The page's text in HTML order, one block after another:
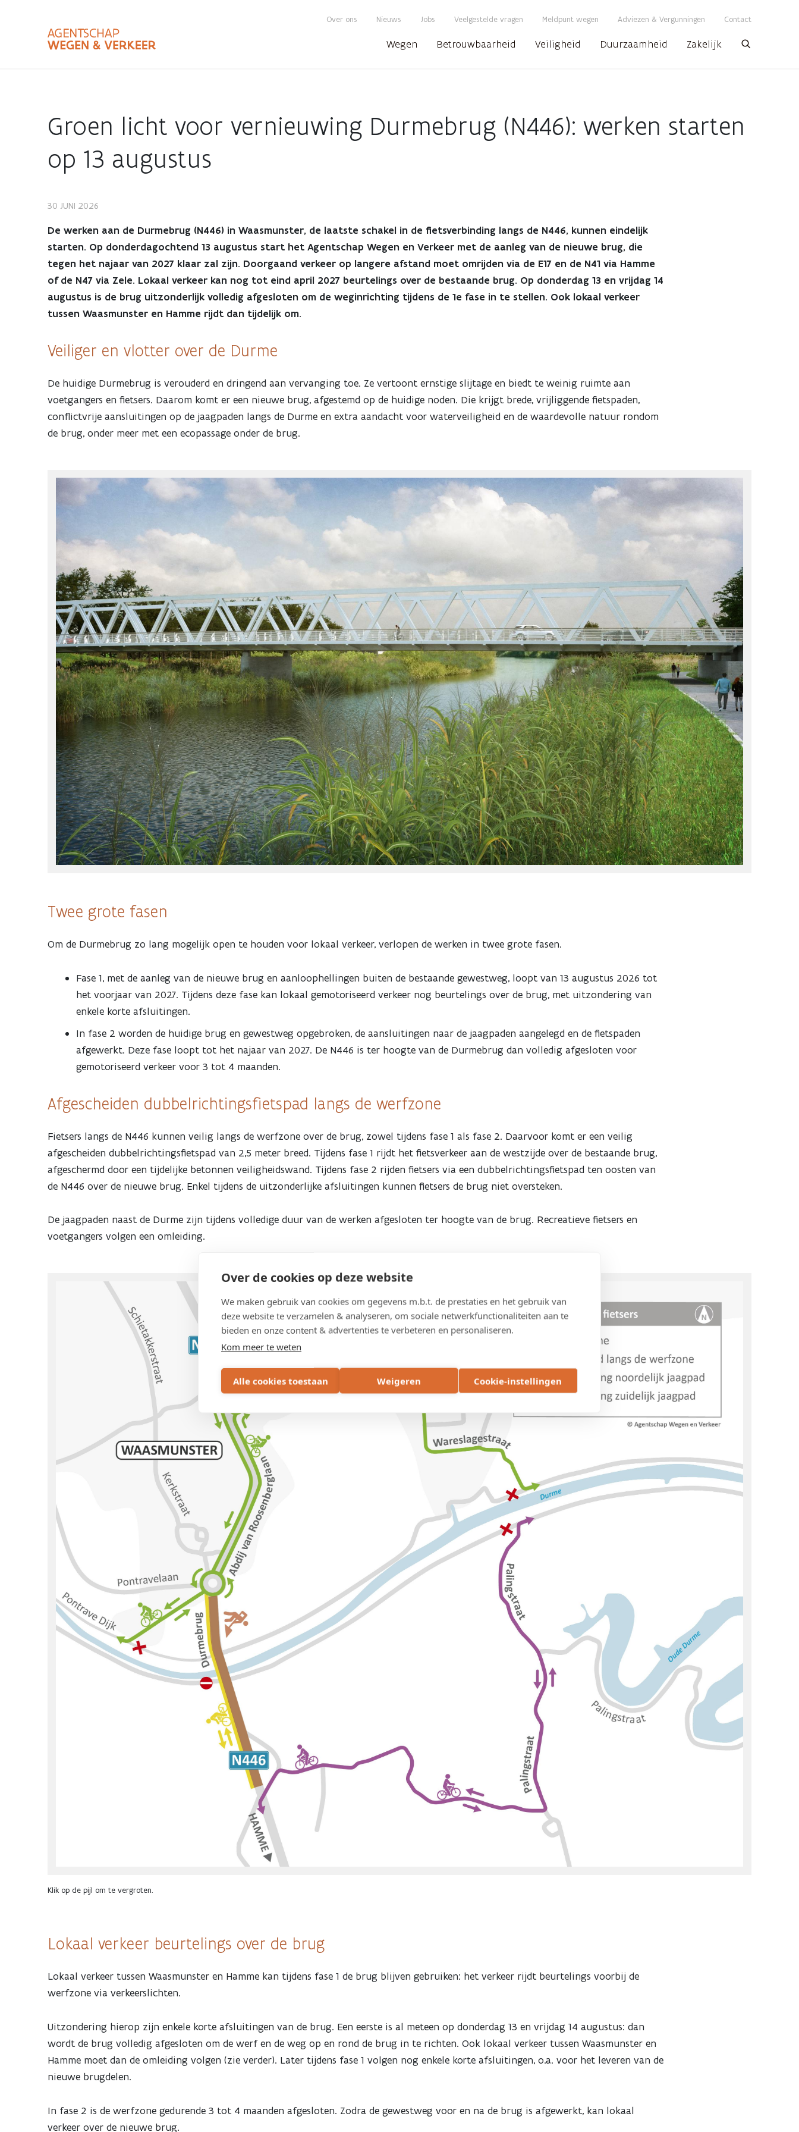
Over de cookies op deze website
We maken gebruik van cookies om gegevens m.b.t. de prestaties en het gebruik van
deze website te verzamelen & analyseren, om sociale netwerkfunctionaliteiten aan te
bieden en onze content & advertenties te verbeteren en personaliseren.
Kom meer te weten
Alle cookies toestaan Weigeren Cookie-instellingen
Over ons Nieuws Jobs Veelgestelde vragen Meldpunt wegen Adviezen & Vergunningen Contact
Wegen Betrouwbaarheid Veiligheid Duurzaamheid Zakelijk
Zoekbalk
Groen licht voor vernieuwing Durmebrug (N446): werken starten
op 13 augustus
Groen
licht
voor
vernieuwing
Durmebrug
(N446):
werken
starten
op
13
augustus
30 JUNI 2026
De werken aan de Durmebrug (N446) in Waasmunster, de laatste schakel in de fietsverbinding langs de N446, kunnen eindelijk
starten. Op donderdagochtend 13 augustus start het Agentschap Wegen en Verkeer met de aanleg van de nieuwe brug, die
tegen het najaar van 2027 klaar zal zijn. Doorgaand verkeer op langere afstand moet omrijden via de E17 en de N41 via Hamme
of de N47 via Zele. Lokaal verkeer kan nog tot eind april 2027 beurtelings over de bestaande brug. Op donderdag 13 en vrijdag 14
augustus is de brug uitzonderlijk volledig afgesloten om de weginrichting tijdens de 1e fase in te stellen. Ook lokaal verkeer
tussen Waasmunster en Hamme rijdt dan tijdelijk om.
Veiliger en vlotter over de Durme
De huidige Durmebrug is verouderd en dringend aan vervanging toe. Ze vertoont ernstige slijtage en biedt te weinig ruimte aan
voetgangers en fietsers. Daarom komt er een nieuwe brug, afgestemd op de huidige noden. Die krijgt brede, vrijliggende fietspaden,
conflictvrije aansluitingen op de jaagpaden langs de Durme en extra aandacht voor waterveiligheid en de waardevolle natuur rondom
de brug, onder meer met een ecopassage onder de brug.
Twee grote fasen
Om de Durmebrug zo lang mogelijk open te houden voor lokaal verkeer, verlopen de werken in twee grote fasen.
Fase 1, met de aanleg van de nieuwe brug en aanloophellingen buiten de bestaande gewestweg, loopt van 13 augustus 2026 tot
het voorjaar van 2027. Tijdens deze fase kan lokaal gemotoriseerd verkeer nog beurtelings over de brug, met uitzondering van
enkele korte afsluitingen.
In fase 2 worden de huidige brug en gewestweg opgebroken, de aansluitingen naar de jaagpaden aangelegd en de fietspaden
afgewerkt. Deze fase loopt tot het najaar van 2027. De N446 is ter hoogte van de Durmebrug dan volledig afgesloten voor
gemotoriseerd verkeer voor 3 tot 4 maanden.
Afgescheiden dubbelrichtingsfietspad langs de werfzone
Fietsers langs de N446 kunnen veilig langs de werfzone over de brug, zowel tijdens fase 1 als fase 2. Daarvoor komt er een veilig
afgescheiden dubbelrichtingsfietspad van 2,5 meter breed. Tijdens fase 1 rijdt het fietsverkeer aan de westzijde over de bestaande brug,
afgeschermd door een tijdelijke betonnen veiligheidswand. Tijdens fase 2 rijden fietsers via een dubbelrichtingsfietspad ten oosten van
de N446 over de nieuwe brug. Enkel tijdens de uitzonderlijke afsluitingen kunnen fietsers de brug niet oversteken.
De jaagpaden naast de Durme zijn tijdens volledige duur van de werken afgesloten ter hoogte van de brug. Recreatieve fietsers en
voetgangers volgen een omleiding.
Klik op de pijl om te vergroten.
Lokaal verkeer beurtelings over de brug
Lokaal verkeer tussen Waasmunster en Hamme kan tijdens fase 1 de brug blijven gebruiken: het verkeer rijdt beurtelings voorbij de
werfzone via verkeerslichten.
Uitzondering hierop zijn enkele korte afsluitingen van de brug. Een eerste is al meteen op donderdag 13 en vrijdag 14 augustus: dan
wordt de brug volledig afgesloten om de werf en de weg op en rond de brug in te richten. Ook lokaal verkeer tussen Waasmunster en
Hamme moet dan de omleiding volgen (zie verder). Later tijdens fase 1 volgen nog enkele korte afsluitingen, o.a. voor het leveren van de
nieuwe brugdelen.
In fase 2 is de werfzone gedurende 3 tot 4 maanden afgesloten. Zodra de gewestweg voor en na de brug is afgewerkt, kan lokaal
verkeer over de nieuwe brug.